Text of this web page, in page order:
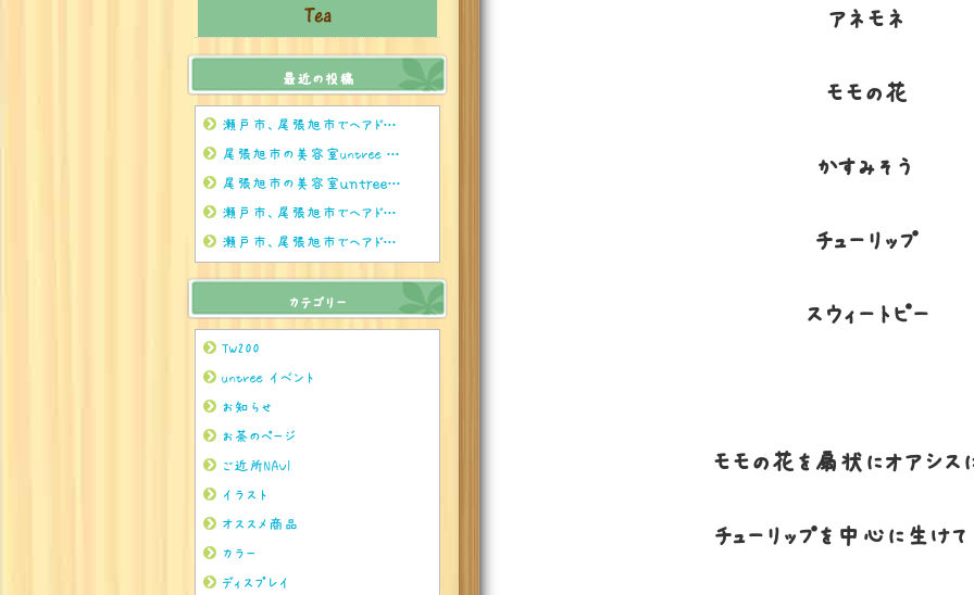
アネモネ
モモの花
かすみそう
チューリップ
スウィートピー
モモの花を扇状にオアシス
チューリップを中心に生けて
最近の投稿
瀬戸市、尾張旭市でヘアドネーションをされるならぜひuntreeまで
尾張旭市の美容室untree 8月のお茶🍵
尾張旭市の美容室ｕｎｔｒｅｅ 8月のお休みのお知らせ
瀬戸市、尾張旭市でヘアドネーションをされるならぜひuntreeまで
瀬戸市、尾張旭市でヘアドネーションをされるならぜひuntreeまで
カテゴリー
TW200
untree イベント
お知らせ
お茶のページ
ご近所NAVI
イラスト
オススメ商品
カラー
ディスプレイ